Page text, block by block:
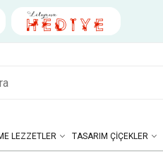
LEZZETLER TASARIM ÇIÇEKLER